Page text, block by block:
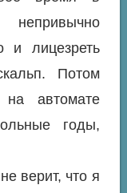
и лицезреть
Потом
автомате
годы,
верит, что я